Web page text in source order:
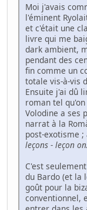
Moi j'avais
l'éminent
et c'était une
livre qui me
dark ambient,
pendant des
fin comme un
totale vis-à-vis
Ensuite j'ai dû
roman tel
Volodine a ses
narrat à la
post-exotisme
leçons - leçon
C'est
du Bardo (et la
goût pour la
conventionnel,